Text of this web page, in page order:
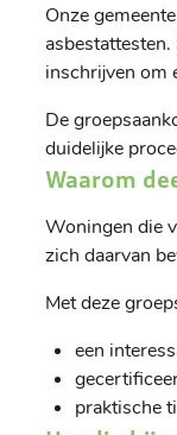
Onze
inschrijven om
De
duidelijke
Waarom
Woningen die
zich daarvan
Met deze
een
praktische